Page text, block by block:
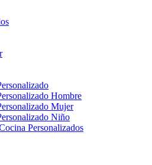
Hombre
Mujer
Niño
Personalizados